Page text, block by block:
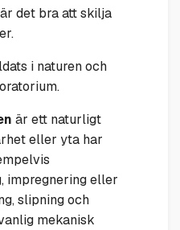
det bra att skilja
i naturen och
är ett naturligt
eller yta har
impregnering eller
slipning och
mekanisk